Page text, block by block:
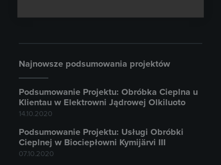
Najnowsze podsumowania projektów
Podsumowanie Projektu: Obróbka Cieplna u
Klientau w Elektrowni Jądrowej Olkiluoto
14.10.2020
Podsumowanie Projektu: Usługi Obróbki
Cieplnej w Biociepłowni Kymijärvi III
07.10.2020